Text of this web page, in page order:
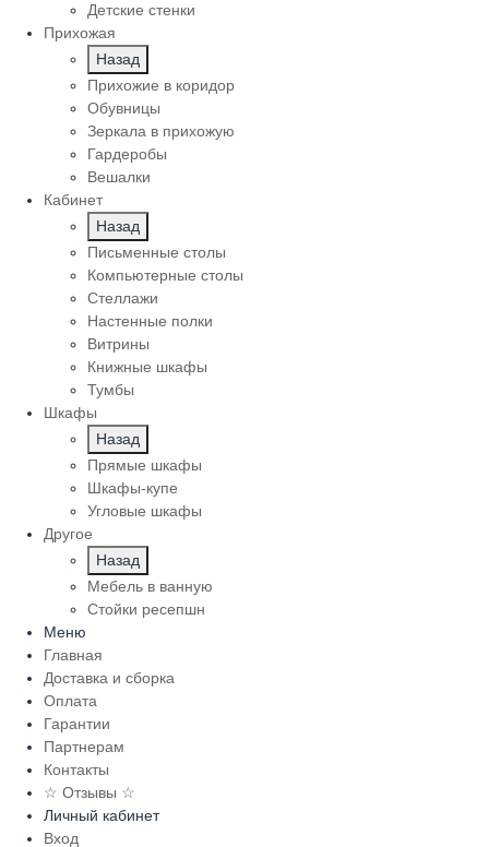
Детские стенки
Прихожая
Назад
Прихожие в коридор
Обувницы
Зеркала в прихожую
Гардеробы
Вешалки
Кабинет
Назад
Письменные столы
Компьютерные столы
Стеллажи
Настенные полки
Витрины
Книжные шкафы
Тумбы
Шкафы
Назад
Прямые шкафы
Шкафы-купе
Угловые шкафы
Другое
Назад
Мебель в ванную
Стойки ресепшн
Меню
Главная
Доставка и сборка
Оплата
Гарантии
Партнерам
Контакты
☆ Отзывы ☆
Личный кабинет
Вход